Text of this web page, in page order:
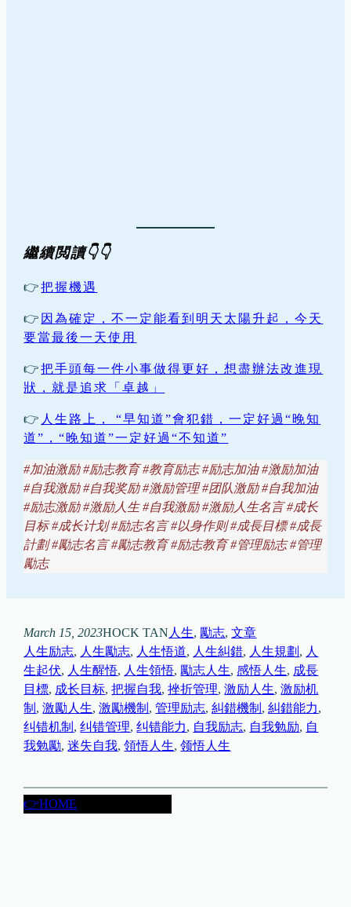
繼續閲讀👇👇
👉把握機遇
👉 因為確定，不一定能看到明天太陽升起，今天
要當最後一天使用
👉把手頭每一件小事做得更好，想盡辦法改進現
狀，就是追求「卓越」
👉 人生路上， “早知道”會犯錯，一定好過“晚知
道”，“晚知道”一定好過“不知道”
#加油激励 #励志教育 #教育励志 #励志加油 #激励加油
#自我激励 #自我奖励 #激励管理 #团队激励 #自我加油
#励志激励 #激励人生 #自我激励 #激励人生名言#成长
目标 #成长计划 #励志名言 #以身作则 #成長目標 #成長
計劃 #勵志名言 #勵志教育 #励志教育 #管理励志 #管理
勵志
March 15, 2023HOCK TAN 人生, 勵志, 文章
人生励志, 人生勵志, 人生悟道, 人生糾錯, 人生規劃 , 人
生起伏, 人生醒悟, 人生領悟, 勵志人生, 感悟人生, 成長
目標, 成长目标, 把握自我, 挫折管理, 激励人生, 激励机
制 , 激勵人生, 激勵機制 , 管理励志, 糾錯機制 , 糾錯能力
纠错机制 , 纠错管理, 纠错能力, 自我励志, 自我勉励, 自
我勉勵, 迷失自我, 領悟人生, 领悟人生
👉HOME